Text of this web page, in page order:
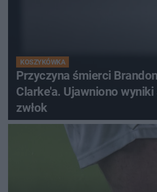
KOSZYKÓWKA
Przyczyna śmierci
Clarke'a. Ujawniono
zwłok